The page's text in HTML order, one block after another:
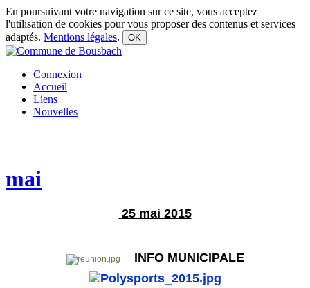
En poursuivant votre navigation sur ce site, vous acceptez
l'utilisation de cookies pour vous proposer des contenus et services
adaptés. Mentions légales. OK
Connexion
Accueil
Liens
Nouvelles
mai
25 mai 2015
INFO MUNICIPALE